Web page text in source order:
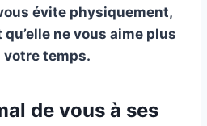
évite physiquement,
ne vous aime plus
votre temps.
de vous à ses